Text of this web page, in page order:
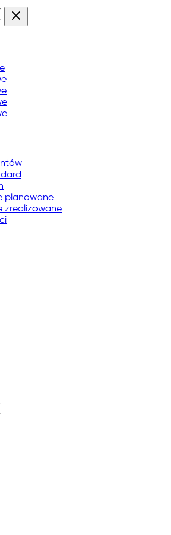
planowane
zrealizowane